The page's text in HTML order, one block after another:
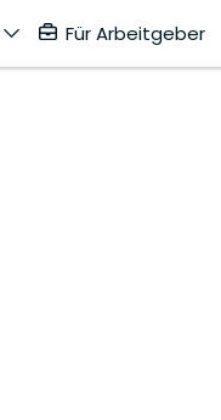
Für Arbeitgeber